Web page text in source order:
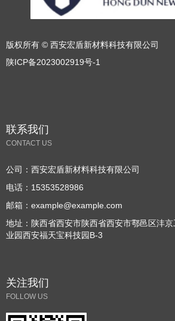
公司： 西安宏盾新材料科技有限公司
电话： 15353528986
邮箱： example@example.com
地址： 陕西省西安市陕西省西安市鄠邑区沣京
业园西安福天宝科技园B-3
联系我们
CONTACT US
关注我们
FOLLOW US
版权所有 © 西安宏盾新材料科技有限公司
陕ICP备2023002919号-1